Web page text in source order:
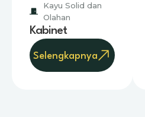
Kayu Solid dan
Olahan
Kabinet
Selengkapnya